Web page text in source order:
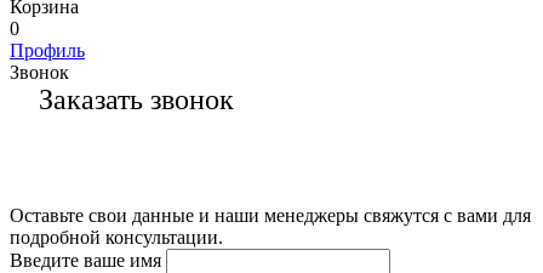
Корзина
0
Профиль
Звонок
Заказать звонок
Оставьте свои данные и наши менеджеры свяжутся с вами для
подробной консультации.
Введите ваше имя